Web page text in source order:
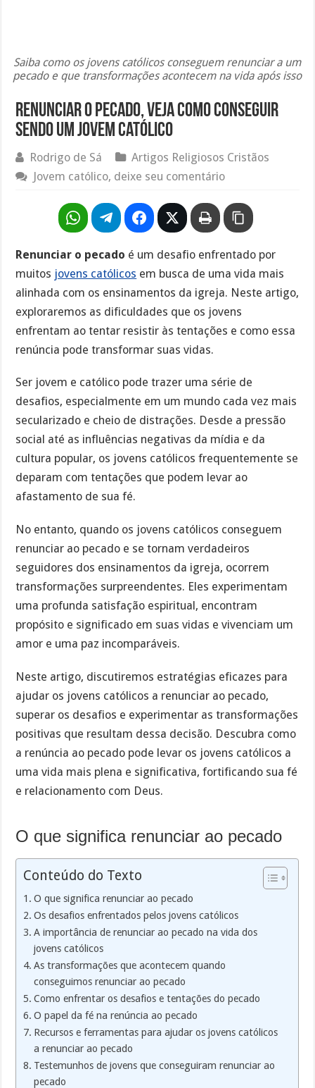
Saiba como os jovens católicos conseguem renunciar a um
pecado e que transformações acontecem na vida após isso
Renunciar o pecado, veja como conseguir
sendo um jovem católico
Rodrigo de Sá
Artigos Religiosos Cristãos
Jovem católico, deixe seu comentário
Renunciar o pecado é um desafio enfrentado por
muitos jovens católicos em busca de uma vida mais
alinhada com os ensinamentos da igreja. Neste artigo,
exploraremos as dificuldades que os jovens
enfrentam ao tentar resistir às tentações e como essa
renúncia pode transformar suas vidas.
Ser jovem e católico pode trazer uma série de
desafios, especialmente em um mundo cada vez mais
secularizado e cheio de distrações. Desde a pressão
social até as influências negativas da mídia e da
cultura popular, os jovens católicos frequentemente se
deparam com tentações que podem levar ao
afastamento de sua fé.
No entanto, quando os jovens católicos conseguem
renunciar ao pecado e se tornam verdadeiros
seguidores dos ensinamentos da igreja, ocorrem
transformações surpreendentes. Eles experimentam
uma profunda satisfação espiritual, encontram
propósito e significado em suas vidas e vivenciam um
amor e uma paz incomparáveis.
Neste artigo, discutiremos estratégias eficazes para
ajudar os jovens católicos a renunciar ao pecado,
superar os desafios e experimentar as transformações
positivas que resultam dessa decisão. Descubra como
a renúncia ao pecado pode levar os jovens católicos a
uma vida mais plena e significativa, fortificando sua fé
e relacionamento com Deus.
O que significa renunciar ao pecado
Conteúdo do Texto
O que significa renunciar ao pecado
Os desafios enfrentados pelos jovens católicos
A importância de renunciar ao pecado na vida dos
jovens católicos
As transformações que acontecem quando
conseguimos renunciar ao pecado
Como enfrentar os desafios e tentações do pecado
O papel da fé na renúncia ao pecado
Recursos e ferramentas para ajudar os jovens católicos
a renunciar ao pecado
Testemunhos de jovens que conseguiram renunciar ao
pecado